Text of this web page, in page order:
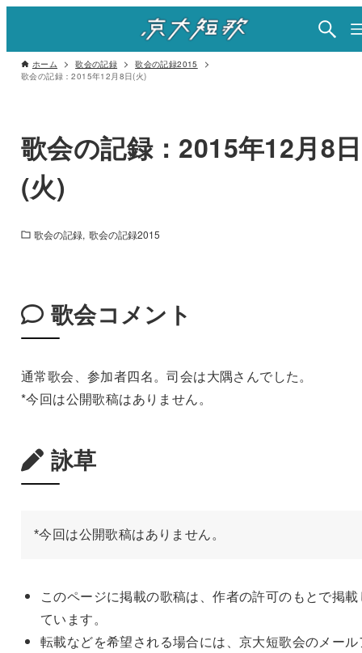
ホーム 歌会の記録
歌会の記録2015
歌会の記録：2015年12月8日(火)
歌会の記録：2015年12月8日
(火)
歌会の記録 歌会の記録2015
歌会コメント
通常歌会、参加者四名。司会は大隅さんでした。
*今回は公開歌稿はありません。
詠草
*今回は公開歌稿はありません。
このページに掲載の歌稿は、作者の許可のもとで掲載
ています。
転載などを希望される場合には、京大短歌会のメール